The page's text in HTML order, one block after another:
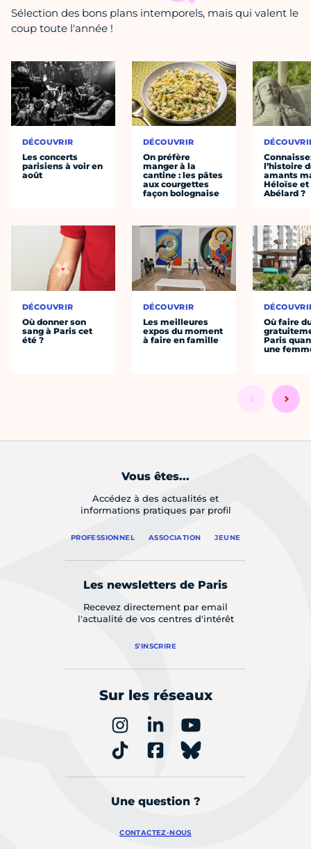
Sélection des bons plans intemporels, mais qui valent le
coup toute l'année !
DÉCOUVRIR
Les concerts
parisiens à voir en
août
DÉCOUVRIR
Où donner son
sang à Paris cet
été ?
DÉCOUVRIR
On préfère
manger à la
cantine : les pâtes
aux courgettes
façon bolognaise
DÉCOUVRIR
Les meilleures
expos du moment
à faire en famille
l’histoire
amants
Héloïse et
Abélard ?
Où faire
Paris
une
Vous êtes...
Accédez à des actualités et
informations pratiques par profil
PROFESSIONNEL ASSOCIATION JEUNE
Les newsletters de Paris
Recevez directement par email
l'actualité de vos centres d'intérêt
S'INSCRIRE
Sur les réseaux
Une question ?
CONTACTEZ-NOUS